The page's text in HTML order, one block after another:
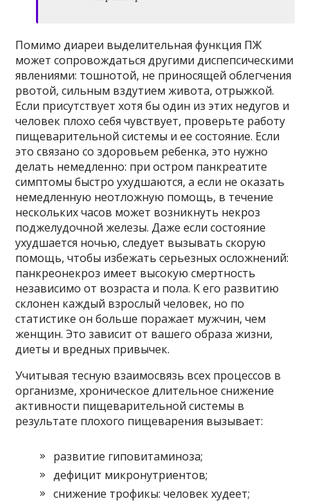
Помимо диареи выделительная функция ПЖ
может сопровождаться другими диспепсическими
явлениями: тошнотой, не приносящей облегчения
рвотой, сильным вздутием живота, отрыжкой.
Если присутствует хотя бы один из этих недугов и
человек плохо себя чувствует, проверьте работу
пищеварительной системы и ее состояние. Если
это связано со здоровьем ребенка, это нужно
делать немедленно: при остром панкреатите
симптомы быстро ухудшаются, а если не оказать
немедленную неотложную помощь, в течение
нескольких часов может возникнуть некроз
поджелудочной железы. Даже если состояние
ухудшается ночью, следует вызывать скорую
помощь, чтобы избежать серьезных осложнений:
панкреонекроз имеет высокую смертность
независимо от возраста и пола. К его развитию
склонен каждый взрослый человек, но по
статистике он больше поражает мужчин, чем
женщин. Это зависит от вашего образа жизни,
диеты и вредных привычек.
Учитывая тесную взаимосвязь всех процессов в
организме, хроническое длительное снижение
активности пищеварительной системы в
результате плохого пищеварения вызывает:
развитие гиповитаминоза;
дефицит микронутриентов;
снижение трофикы: человек худеет;